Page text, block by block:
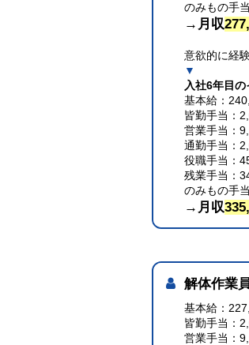
のみもの手
→月収
意欲的に経
▼
入社6年目の
基本給：
皆勤手当：
営業手当：
通勤手当：
役職手当：
残業手当：
のみもの手
→月収
解体作業
基本給：
皆勤手当：
営業手当：